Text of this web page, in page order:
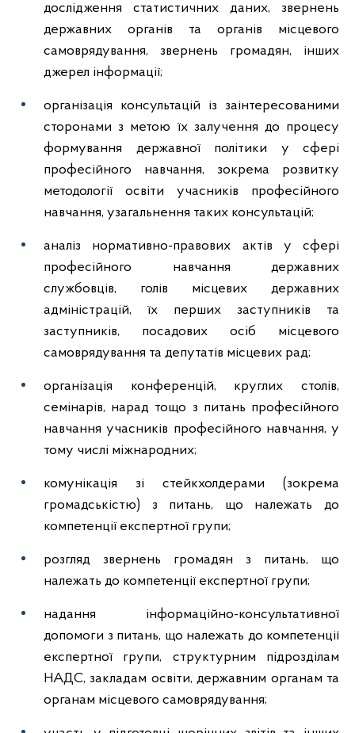
дослідження статистичних даних, звернень
державних органів та органів місцевого
самоврядування, звернень громадян, інших
джерел інформації;
організація консультацій із заінтересованими
сторонами з метою їх залучення до процесу
формування державної політики у сфері
професійного навчання, зокрема розвитку
методології освіти учасників професійного
навчання, узагальнення таких консультацій;
аналіз нормативно-правових актів у сфері
професійного навчання державних
службовців, голів місцевих державних
адміністрацій, їх перших заступників та
заступників, посадових осіб місцевого
самоврядування та депутатів місцевих рад;
організація конференцій, круглих столів,
семінарів, нарад тощо з питань професійного
навчання учасників професійного навчання, у
тому числі міжнародних;
комунікація зі стейкхолдерами (зокрема
громадськістю) з питань, що належать до
компетенції експертної групи;
розгляд звернень громадян з питань, що
належать до компетенції експертної групи;
надання інформаційно-консультативної
допомоги з питань, що належать до компетенції
експертної групи, структурним підрозділам
НАДС, закладам освіти, державним органам та
органам місцевого самоврядування;